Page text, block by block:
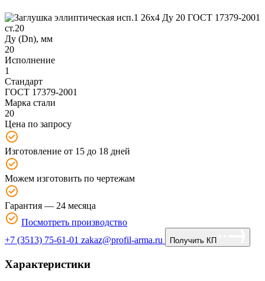
Ду (Dn), мм
20
Исполнение
1
Стандарт
ГОСТ 17379-2001
Марка стали
20
Цена по запросу
Изготовление от 15 до 18 дней
Можем изготовить по чертежам
Гарантия — 24 месяца
Посмотреть производство
+7 (3513) 75-61-01 zakaz@profil-arma.ru Получить КП
Характеристики